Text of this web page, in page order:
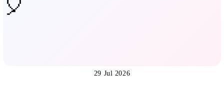
29 Jul 2026